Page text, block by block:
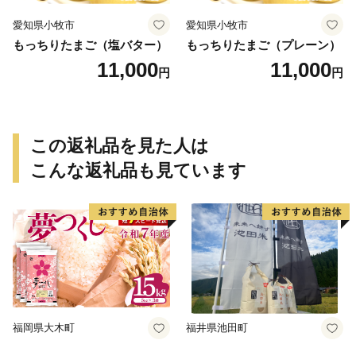
愛知県小牧市
もっちりたまご（塩バター）
11,000円
愛知県小牧市
もっちりたまご（プレーン）
11,000円
この返礼品を見た人は
こんな返礼品も見ています
福岡県大木町 福井県池田町